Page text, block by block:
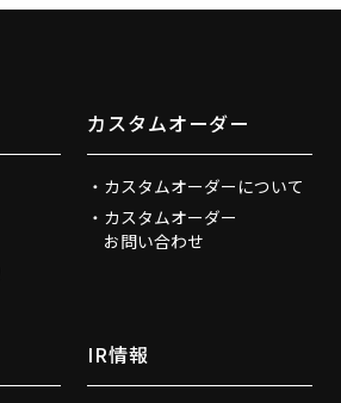
カスタムオーダー
カスタムオーダーについて
カスタムオーダー
お問い合わせ
IR情報